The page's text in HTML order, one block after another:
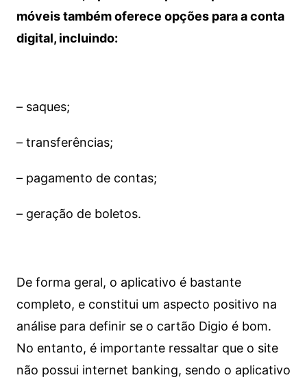
móveis também oferece opções para a conta
digital, incluindo:
– saques;
– transferências;
– pagamento de contas;
– geração de boletos.
De forma geral, o aplicativo é bastante
completo, e constitui um aspecto positivo na
análise para definir se o cartão Digio é bom.
No entanto, é importante ressaltar que o site
não possui internet banking, sendo o aplicativo